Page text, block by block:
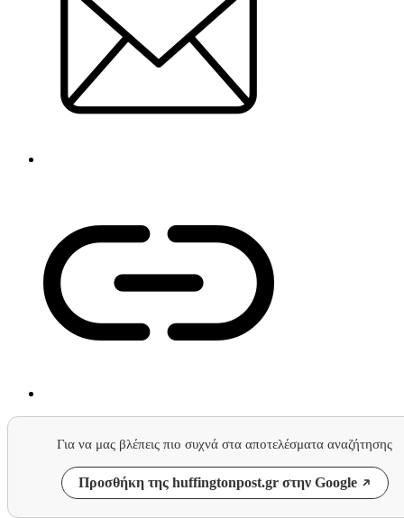
Για να μας βλέπεις πιο συχνά στα αποτελέσματα αναζήτησης
Προσθήκη της huffingtonpost.gr στην Google